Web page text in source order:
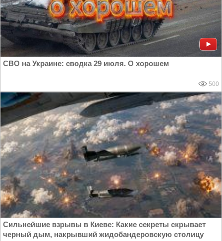
СВО на Украине: сводка 29 июля. О хорошем
500
Сильнейшие взрывы в Киеве: Какие секреты скрывает
черный дым, накрывший жидобандеровскую столицу